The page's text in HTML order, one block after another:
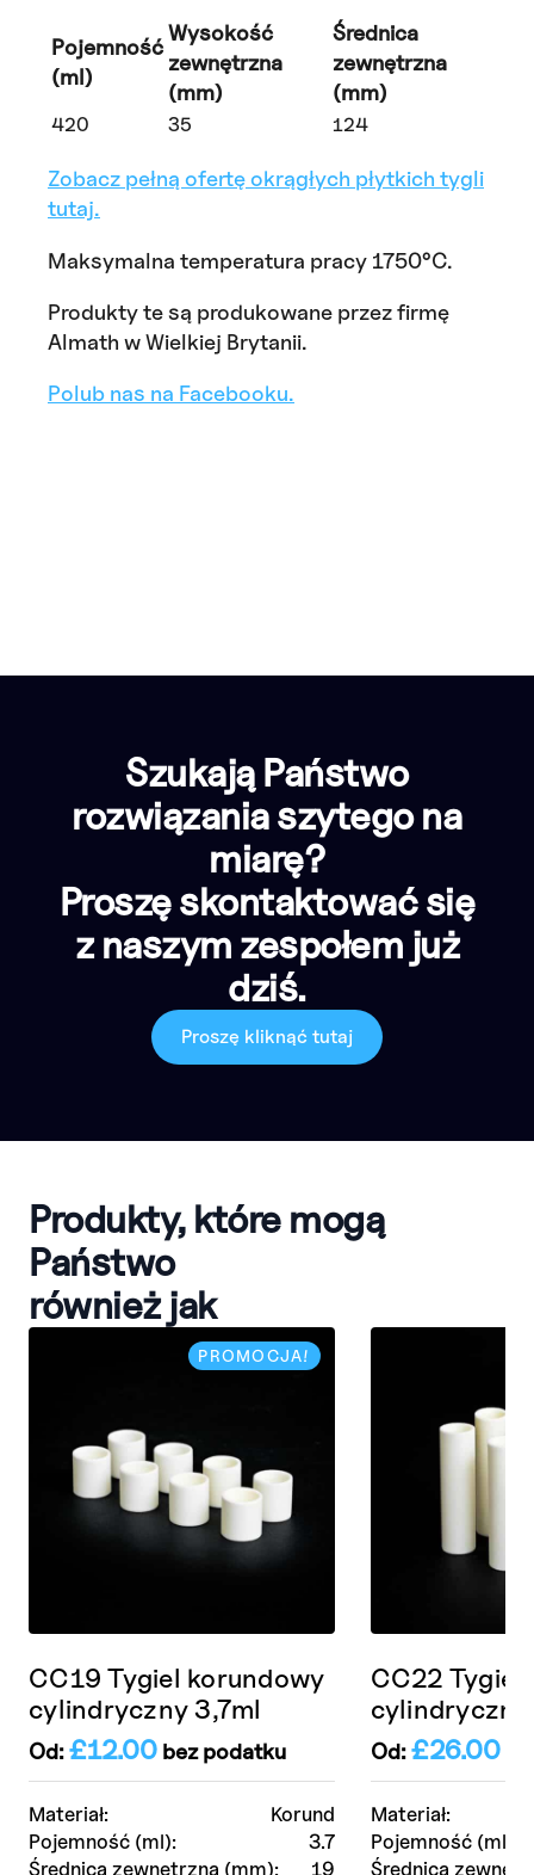
Pojemność
(ml)
Wysokość
zewnętrzna
(mm)
Średnica
zewnętrzna
(mm)
420 35 124
Zobacz pełną ofertę okrągłych płytkich tygli
tutaj.
Maksymalna temperatura pracy 1750°C.
Produkty te są produkowane przez firmę
Almath w Wielkiej Brytanii.
Polub nas na Facebooku.
Szukają Państwo
rozwiązania szytego na
miarę?
Proszę skontaktować się
z naszym zespołem już
dziś.
Proszę kliknąć tutaj
Produkty, które mogą
Państwo
również jak
PROMOCJA!
Materiał:
Korund
Pojemność (ml):
3.7
Średnica zewnętrzna (mm):
19
CC19 Tygiel korundowy
cylindryczny 3,7ml
Od:£12.00 bez podatku
Materiał:
Pojemność (ml):
Średnica
CC22 Tygiel
Od:£26.00